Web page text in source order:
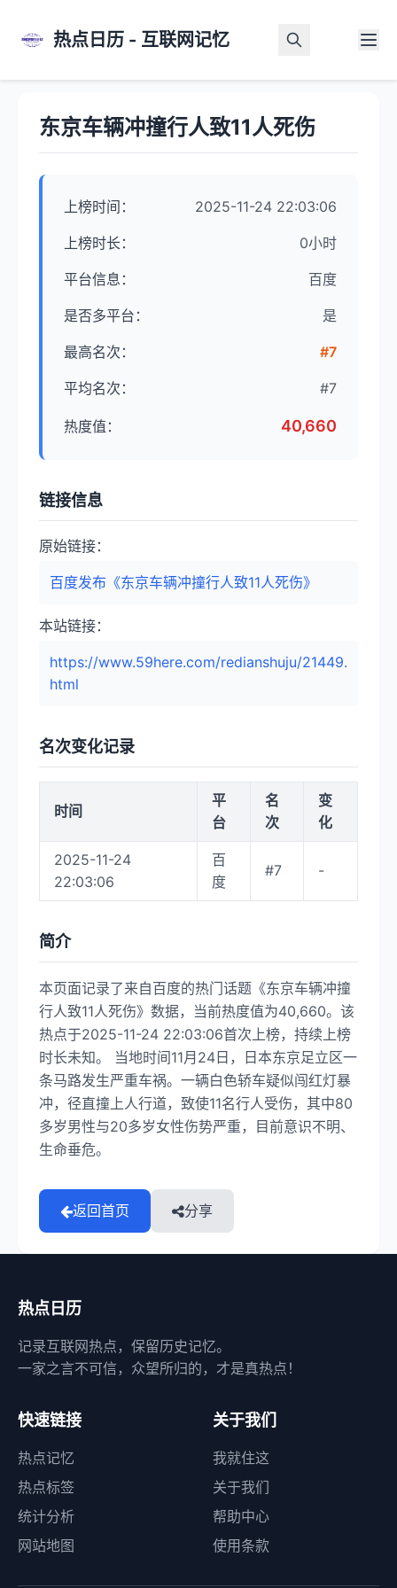
热点日历 - 互联网记忆
东京车辆冲撞行人致11人死伤
上榜时间： 2025-11-24 22:03:06
上榜时长： 0小时
平台信息： 百度
是否多平台： 是
最高名次： #7
平均名次： #7
热度值： 40,660
链接信息
原始链接：
百度发布《东京车辆冲撞行人致11人死伤》
本站链接：
https://www.59here.com/redianshuju/21449.
html
名次变化记录
时间
平
台
名
次
变
化
2025-11-24
22:03:06
百
度
#7 -
简介
本页面记录了来自百度的热门话题《东京车辆冲撞
行人致11人死伤》数据，当前热度值为40,660。该
热点于2025-11-24 22:03:06首次上榜，持续上榜
时长未知。 当地时间11月24日，日本东京足立区一
条马路发生严重车祸。一辆白色轿车疑似闯红灯暴
冲，径直撞上人行道，致使11名行人受伤，其中80
多岁男性与20多岁女性伤势严重，目前意识不明、
生命垂危。
返回首页 分享
热点日历
记录互联网热点，保留历史记忆。
一家之言不可信，众望所归的，才是真热点！
快速链接
热点记忆
热点标签
统计分析
网站地图
关于我们
我就住这
关于我们
帮助中心
使用条款